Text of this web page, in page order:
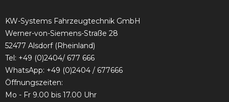
KW-Systems Fahrzeugtechnik GmbH
Werner-von-Siemens-Straße 28
52477 Alsdorf (Rheinland)
Tel: +49 (0)2404/ 677 666
WhatsApp: +49 (0)2404 / 677666
Öffnungszeiten:
Mo - Fr 9.00 bis 17.00 Uhr